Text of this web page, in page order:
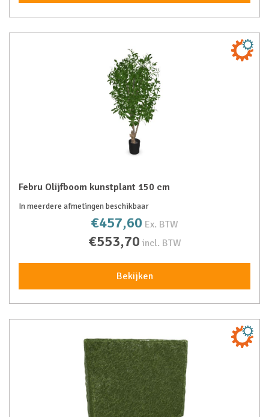
Febru Olijfboom kunstplant 150 cm
In meerdere afmetingen beschikbaar
€457,60 Ex. BTW
€553,70 incl. BTW
Bekijken